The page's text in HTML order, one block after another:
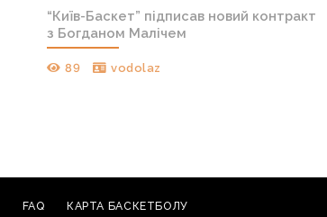
“Київ-Баскет” підписав новий контракт
з Богданом Малічем
89 vodolaz
FAQ КАРТА БАСКЕТБОЛУ